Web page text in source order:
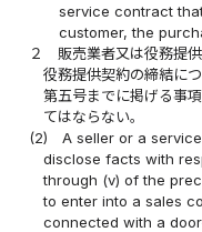
service contract
customer, the
２
販売業者又は役務提
役務提供契約の締結に
第五号までに掲げる事
てはならない。
(2)
A seller or a
disclose facts with
through (v) of the
to enter into a sales
connected with a